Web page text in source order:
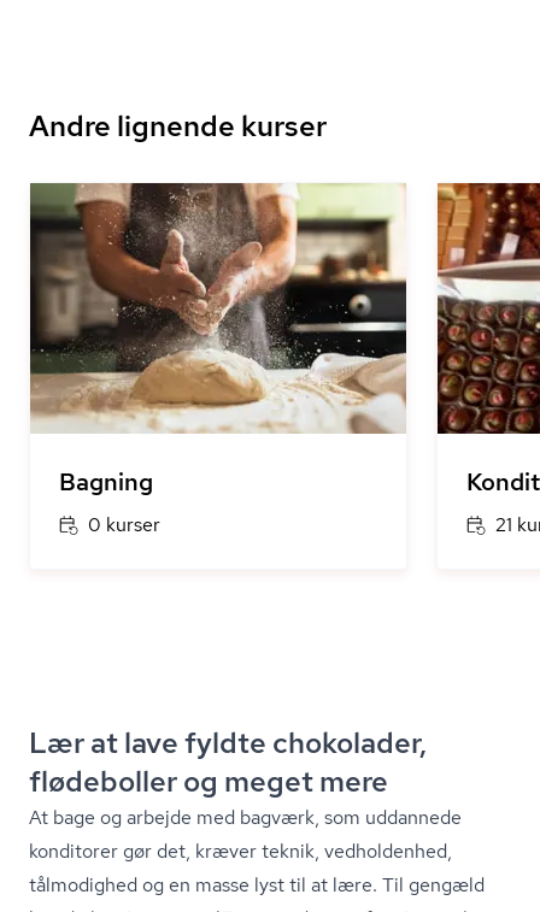
Andre lignende kurser
Bagning
0 kurser 21
Lær at lave fyldte chokolader,
flødeboller og meget mere
At bage og arbejde med bagværk, som uddannede
konditorer gør det, kræver teknik, vedholdenhed,
tålmodighed og en masse lyst til at lære. Til gengæld